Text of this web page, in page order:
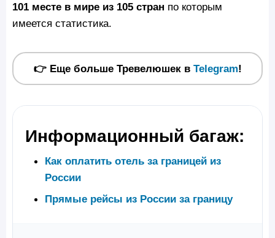
101 месте в мире из 105 стран по которым
имеется статистика.
👉 Еще больше Тревелюшек в Telegram!
Информационный багаж:
Как оплатить отель за границей из
России
Прямые рейсы из России за границу